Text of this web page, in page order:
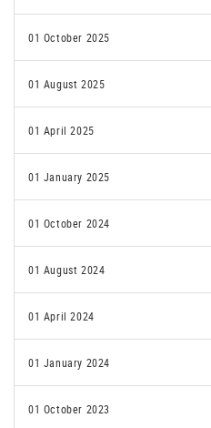
01 October 2025
01 August 2025
01 April 2025
01 January 2025
01 October 2024
01 August 2024
01 April 2024
01 January 2024
01 October 2023